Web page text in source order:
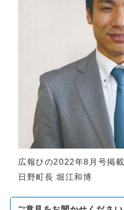
広報ひの2022年8月号掲載
日野町長 堀江和博